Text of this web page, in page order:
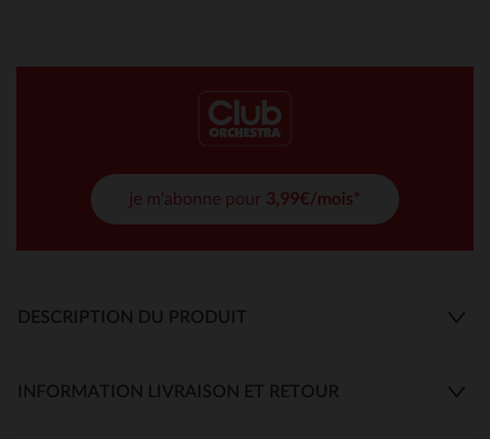
je m'abonne pour 3,99€/mois*
DESCRIPTION DU PRODUIT
INFORMATION LIVRAISON ET RETOUR